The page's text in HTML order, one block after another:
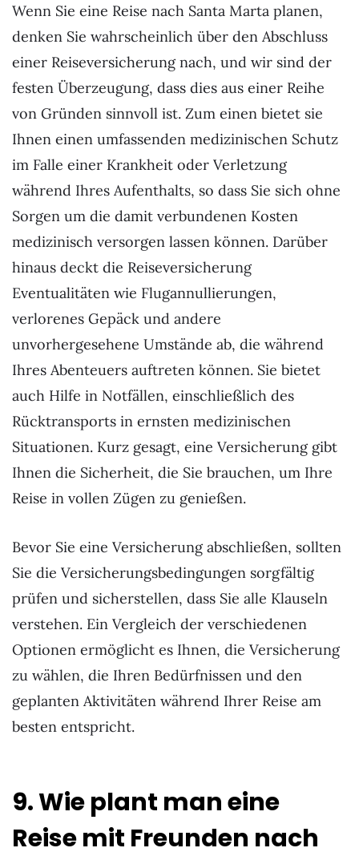
Wenn Sie eine Reise nach Santa Marta planen,
denken Sie wahrscheinlich über den Abschluss
einer Reiseversicherung nach, und wir sind der
festen Überzeugung, dass dies aus einer Reihe
von Gründen sinnvoll ist. Zum einen bietet sie
Ihnen einen umfassenden medizinischen Schutz
im Falle einer Krankheit oder Verletzung
während Ihres Aufenthalts, so dass Sie sich ohne
Sorgen um die damit verbundenen Kosten
medizinisch versorgen lassen können. Darüber
hinaus deckt die Reiseversicherung
Eventualitäten wie Flugannullierungen,
verlorenes Gepäck und andere
unvorhergesehene Umstände ab, die während
Ihres Abenteuers auftreten können. Sie bietet
auch Hilfe in Notfällen, einschließlich des
Rücktransports in ernsten medizinischen
Situationen. Kurz gesagt, eine Versicherung gibt
Ihnen die Sicherheit, die Sie brauchen, um Ihre
Reise in vollen Zügen zu genießen.
Bevor Sie eine Versicherung abschließen, sollten
Sie die Versicherungsbedingungen sorgfältig
prüfen und sicherstellen, dass Sie alle Klauseln
verstehen. Ein Vergleich der verschiedenen
Optionen ermöglicht es Ihnen, die Versicherung
zu wählen, die Ihren Bedürfnissen und den
geplanten Aktivitäten während Ihrer Reise am
besten entspricht.
9. Wie plant man eine
Reise mit Freunden nach